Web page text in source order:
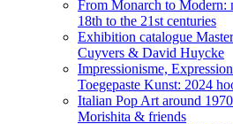
From Monarch to Modern:
18th to the 21st centuries
Exhibition catalogue
Cuyvers & David Huycke
Impressionisme,
Toegepaste Kunst: 2024
Italian Pop Art around
Morishita & friends